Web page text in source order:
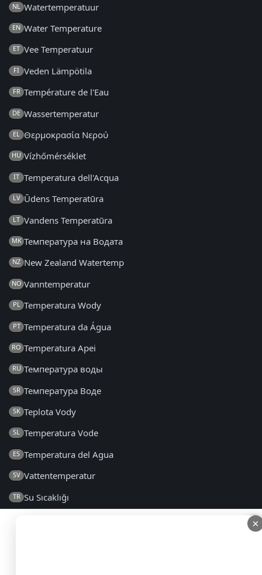
×
NL Watertemperatuur
EN Water Temperature
ET Vee Temperatuur
FI Veden Lämpötila
FR Température de l'Eau
DE Wassertemperatur
EL Θερμοκρασία Νερού
HU Vízhőmérséklet
IT Temperatura dell'Acqua
LV Ūdens Temperatūra
LT Vandens Temperatūra
MK Температура на Водата
NZ New Zealand Watertemp
NO Vanntemperatur
PL Temperatura Wody
PT Temperatura da Água
RO Temperatura Apei
RU Температура воды
SR Температура Воде
SK Teplota Vody
SL Temperatura Vode
ES Temperatura del Agua
SV Vattentemperatur
TR Su Sıcaklığı
×